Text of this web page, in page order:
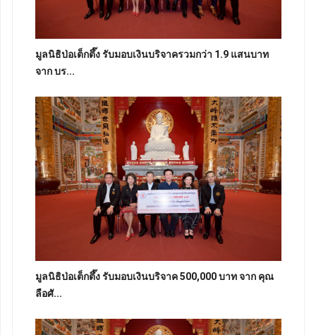
มูลนิธิป่อเต็กตึ๊ง รับมอบเงินบริจาครวมกว่า 1.9 แสนบาท
จาก บร...
มูลนิธิป่อเต็กตึ๊ง รับมอบเงินบริจาค 500,000 บาท จาก คุณ
ลือศั...